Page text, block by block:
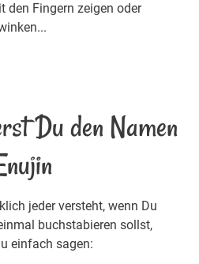
den Fingern zeigen oder
Du den Namen
jeder versteht, wenn Du
buchstabieren sollst,
einfach sagen: